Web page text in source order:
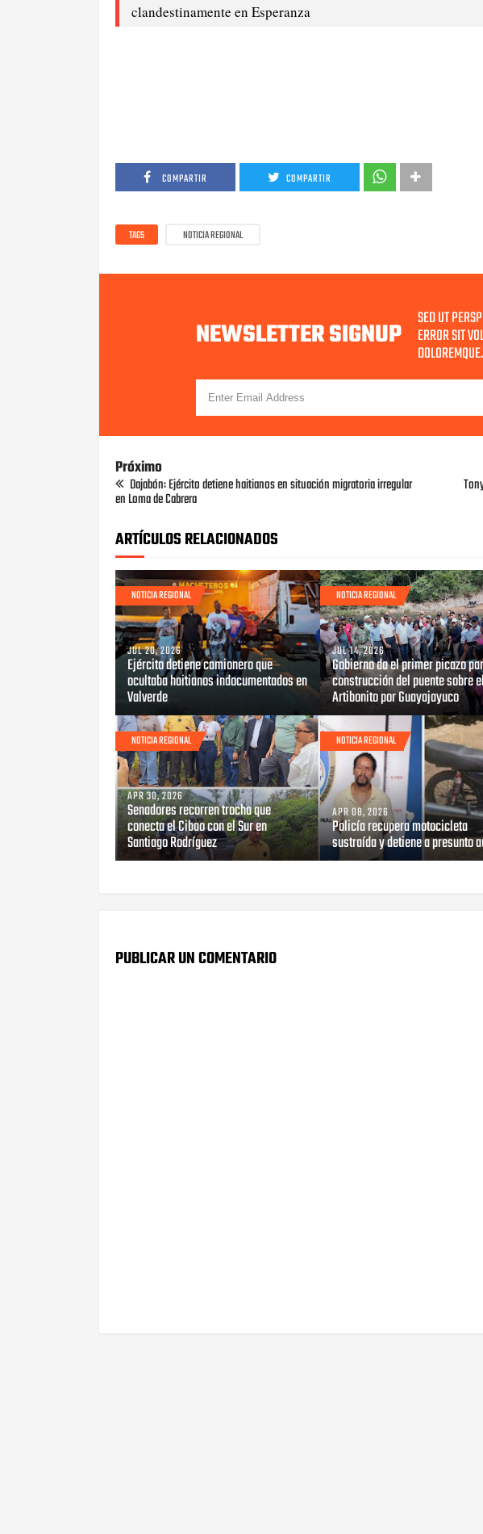
clandestinamente en Esperanza
COMPARTIR COMPARTIR
TAGS NOTICIA REGIONAL
NEWSLETTER SIGNUP SED UT
ERROR SIT
DOLOREMQUE.
Próximo
Dajabón: Ejército detiene haitianos en situación migratoria irregular
en Loma de Cabrera
ARTÍCULOS RELACIONADOS
NOTICIA REGIONAL
JUL 20, 2026
Ejército detiene camionero que
ocultaba haitianos indocumentados en
Valverde
NOTICIA REGIONAL
JUL 14, 2026
Gobierno da el primer picazo
construcción del puente sobre
Artibonito por Guayajayuco
NOTICIA REGIONAL
APR 30, 2026
Senadores recorren trocha que
conecta el Cibao con el Sur en
Santiago Rodríguez
NOTICIA REGIONAL
APR 08, 2026
Policía recupera motocicleta
sustraída y detiene a presunto
PUBLICAR UN COMENTARIO